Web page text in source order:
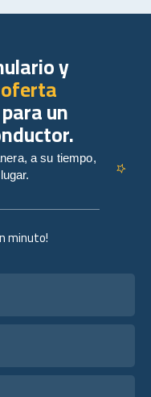
minuto!
y
para un
a su tiempo,